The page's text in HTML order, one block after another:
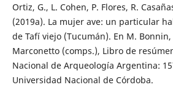
Ortiz, G., L. Cohen, P. Flores, R.
(2019a). La mujer ave: un particular
de Tafí viejo (Tucumán). En M.
Marconetto (comps.), Libro de
Nacional de Arqueología Argentina:
Universidad Nacional de Córdoba.